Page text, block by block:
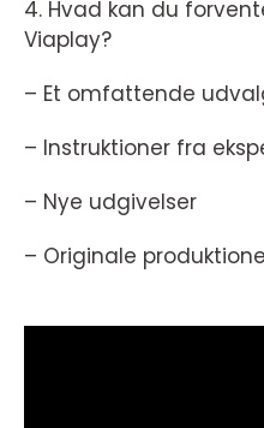
4. Hvad kan du
Viaplay?
– Et omfattende
– Instruktioner fra
– Nye udgivelser
– Originale